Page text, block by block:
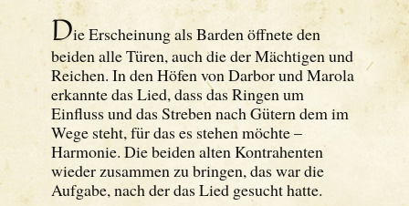
Die Erscheinung als Barden öffnete den
beiden alle Türen, auch die der Mächtigen und
Reichen. In den Höfen von Darbor und Marola
erkannte das Lied, dass das Ringen um
Einfluss und das Streben nach Gütern dem im
Wege steht, für das es stehen möchte –
Harmonie. Die beiden alten Kontrahenten
wieder zusammen zu bringen, das war die
Aufgabe, nach der das Lied gesucht hatte.